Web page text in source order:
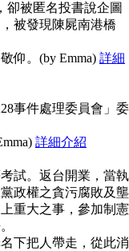
卻被匿名投書說企圖
被發現陳屍南港橋
仰。(by Emma) 詳細
事件處理委員會」委
詳細介紹
試。返台開業，當執
政權之貪污腐敗及壟
重大之事，參加制憲
下把人帶走，從此消